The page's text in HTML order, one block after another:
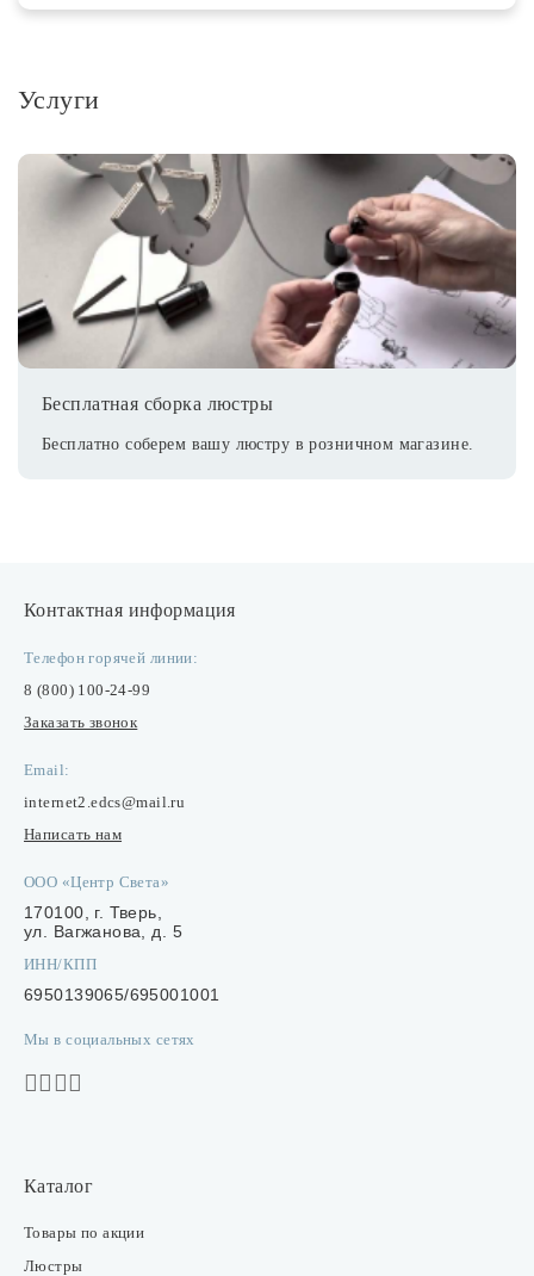
Услуги
Бесплатная сборка люстры
Бесплатно соберем вашу люстру в розничном магазине.
Контактная информация
Телефон горячей линии:
8 (800) 100-24-99
Заказать звонок
Email:
internet2.edcs@mail.ru
Написать нам
ООО «Центр Света»
170100, г. Тверь,
ул. Вагжанова, д. 5
ИНН/КПП
6950139065/695001001
Мы в социальных сетях
Каталог
Товары по акции
Люстры